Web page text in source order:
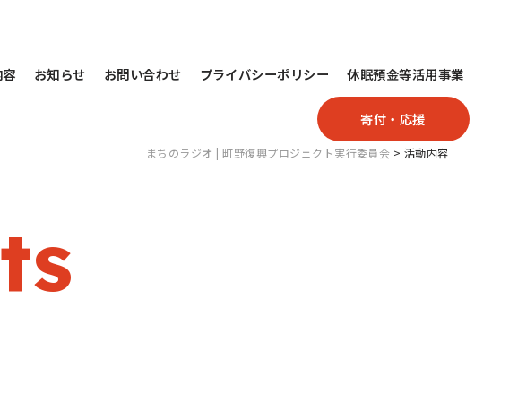
お知らせ お問い合わせ プライバシーポリシー 休眠預金等活用事業
寄付・応援
まちのラジオ | 町野復興プロジェクト実行委員会 > 活動内容